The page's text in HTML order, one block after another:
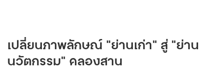
เปลี่ยนภาพลักษณ์ “ย่านเก่า” สู่ “ย่าน
นวัตกรรม” คลองสาน